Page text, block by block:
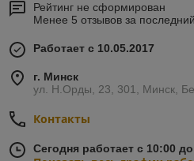
Рейтинг не сформирован
Менее 5 отзывов за
Работает с 10.05.2017
г. Минск
ул. Н.Орды, 23, 301, Минск,
Контакты
Сегодня работает с 10:00